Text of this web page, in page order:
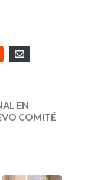
EN
COMITÉ